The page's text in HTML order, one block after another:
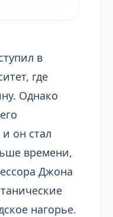
в
где
Однако
он стал
времени,
Джона
нагорье.